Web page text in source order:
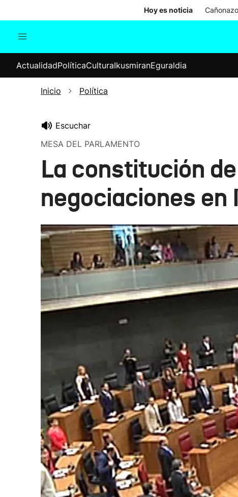
Hoy es noticia
Internacional
Elecciones
ActualidadPolíticaCulturaIkusmiranEguraldia
Inicio Política
Escuchar
MESA DEL PARLAMENTO
La constitución
negociaciones en